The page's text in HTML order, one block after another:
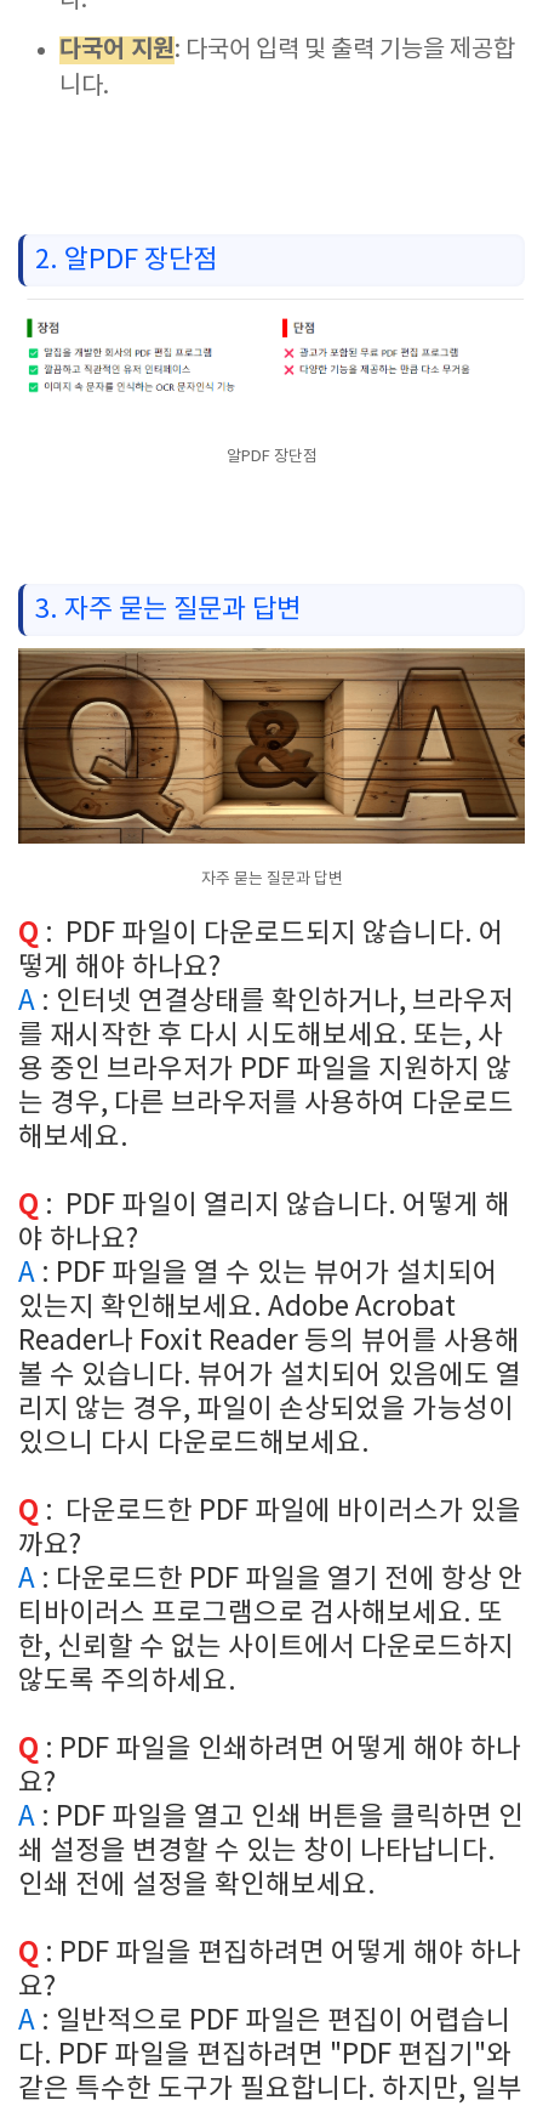
다국어 지원: 다국어 입력 및 출력 기능을 제공합
니다.
2. 알PDF 장단점
알PDF 장단점
3. 자주 묻는 질문과 답변
자주 묻는 질문과 답변
Q : PDF 파일이 다운로드되지 않습니다. 어
떻게 해야 하나요?
A : 인터넷 연결상태를 확인하거나, 브라우저
를 재시작한 후 다시 시도해보세요. 또는, 사
용 중인 브라우저가 PDF 파일을 지원하지 않
는 경우, 다른 브라우저를 사용하여 다운로드
해보세요.
Q : PDF 파일이 열리지 않습니다. 어떻게 해
야 하나요?
A : PDF 파일을 열 수 있는 뷰어가 설치되어
있는지 확인해보세요. Adobe Acrobat
Reader나 Foxit Reader 등의 뷰어를 사용해
볼 수 있습니다. 뷰어가 설치되어 있음에도 열
리지 않는 경우, 파일이 손상되었을 가능성이
있으니 다시 다운로드해보세요.
Q : 다운로드한 PDF 파일에 바이러스가 있을
까요?
A : 다운로드한 PDF 파일을 열기 전에 항상 안
티바이러스 프로그램으로 검사해보세요. 또
한, 신뢰할 수 없는 사이트에서 다운로드하지
않도록 주의하세요.
Q : PDF 파일을 인쇄하려면 어떻게 해야 하나
요?
A : PDF 파일을 열고 인쇄 버튼을 클릭하면 인
쇄 설정을 변경할 수 있는 창이 나타납니다.
인쇄 전에 설정을 확인해보세요.
Q : PDF 파일을 편집하려면 어떻게 해야 하나
요?
A : 일반적으로 PDF 파일은 편집이 어렵습니
다. PDF 파일을 편집하려면 "PDF 편집기"와
같은 특수한 도구가 필요합니다. 하지만, 일부